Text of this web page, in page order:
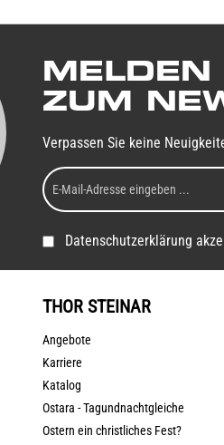
MELDEN
ZUM
Verpassen Sie keine
Datenschutzerklärung
THOR STEINAR
Angebote
Karriere
Katalog
Ostara - Tagundnachtgleiche
Ostern ein christliches Fest?